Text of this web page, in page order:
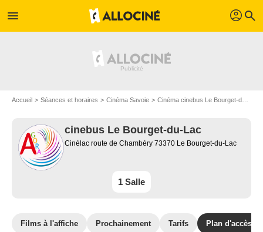
menu profil search
Accueil Séances et horaires Cinéma Savoie Cinéma cinebus Le Bourget-du-Lac
cinebus Le Bourget-du-Lac
Cinélac route de Chambéry 73370 Le Bourget-du-Lac
1 Salle
Films à l'affiche Prochainement Tarifs Plan d'accès